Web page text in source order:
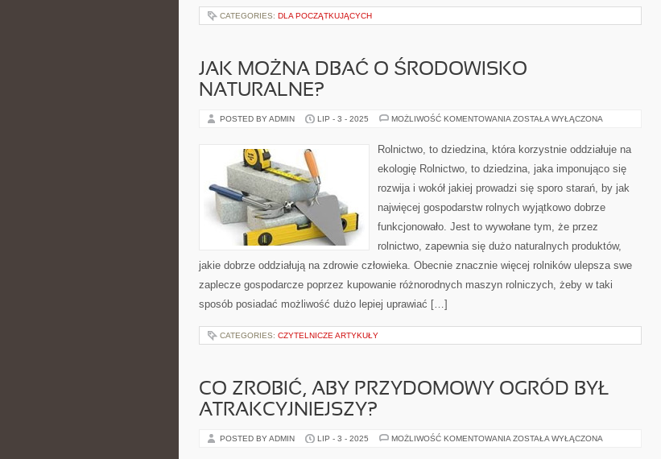
CATEGORIES: DLA POCZĄTKUJĄCYCH
JAK MOŻNA DBAĆ O ŚRODOWISKO
NATURALNE?
POSTED BY ADMIN LIP - 3 - 2025 MOŻLIWOŚĆ KOMENTOWANIA JAK
ŚRODOWISKO
ZOSTAŁA WYŁĄCZONA
Rolnictwo, to dziedzina, która korzystnie oddziałuje na
ekologię Rolnictwo, to dziedzina, jaka imponująco się
rozwija i wokół jakiej prowadzi się sporo starań, by jak
najwięcej gospodarstw rolnych wyjątkowo dobrze
funkcjonowało. Jest to wywołane tym, że przez
rolnictwo, zapewnia się dużo naturalnych produktów,
jakie dobrze oddziałują na zdrowie człowieka. Obecnie znacznie więcej rolników ulepsza swe
zaplecze gospodarcze poprzez kupowanie różnorodnych maszyn rolniczych, żeby w taki
sposób posiadać możliwość dużo lepiej uprawiać […]
CATEGORIES: CZYTELNICZE ARTYKUŁY
CO ZROBIĆ, ABY PRZYDOMOWY OGRÓD BYŁ
ATRAKCYJNIEJSZY?
POSTED BY ADMIN LIP - 3 - 2025 MOŻLIWOŚĆ KOMENTOWANIA CO
ZOSTAŁA WYŁĄCZONA